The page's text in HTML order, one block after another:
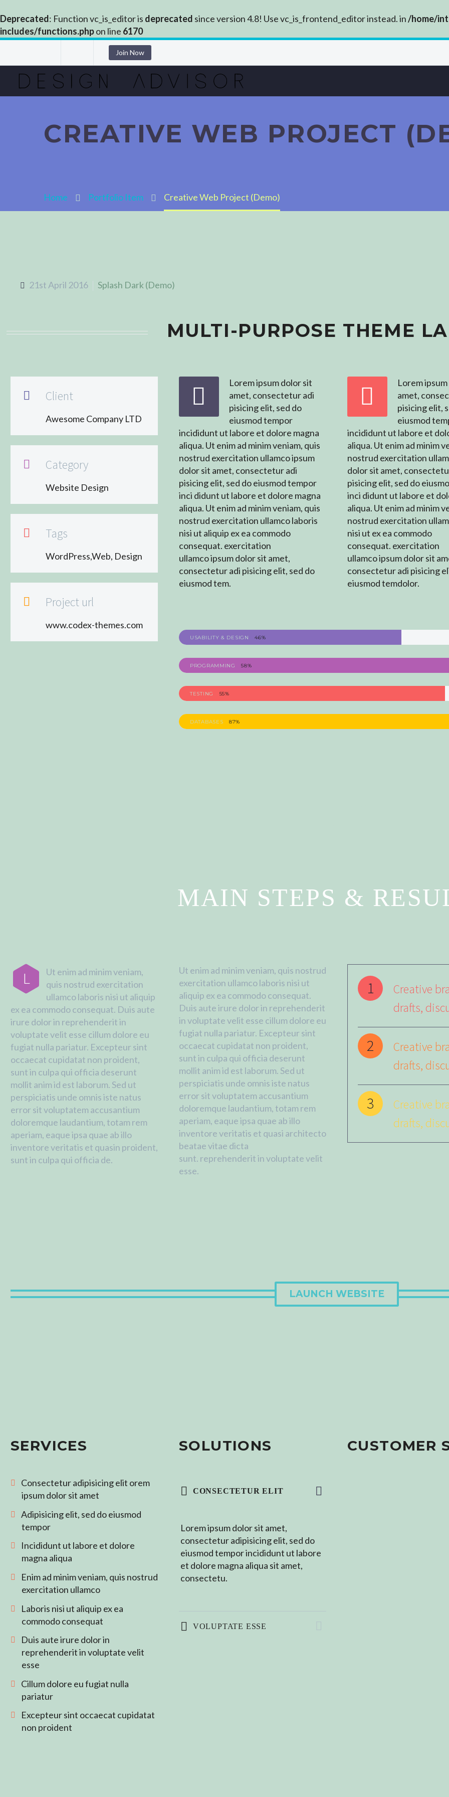
Deprecated: Function vc_is_editor is deprecated since version 4.8! Use vc_is_frontend_editor instead. in/home/
includes/functions.phpon line 6170
Join Now
CREATIVE WEB PROJECT
Home Portfolio Item Creative Web Project (Demo)
21st April 2016 Splash Dark (Demo)
MULTI-PURPOSE THEME
 Client
Awesome Company LTD
 Category
Website Design
 Tags
WordPress,Web, Design
 Project url
www.codex-themes.com


Lorem ipsum dolor sit
amet, consectetur adi
pisicing elit, sed do
eiusmod tempor
incididunt ut labore et dolore magna
aliqua. Ut enim ad minim veniam, quis
nostrud exercitation ullamco ipsum
dolor sit amet, consectetur adi
pisicing elit, sed do eiusmod tempor
inci didunt ut labore et dolore magna
aliqua. Ut enim ad minim veniam, quis
nostrud exercitation ullamco laboris
nisi ut aliquip ex ea commodo
consequat. exercitation
ullamco ipsum dolor sit amet,
consectetur adi pisicing elit, sed do
eiusmod tem.


Lorem
amet,
pisicing elit,
eiusmod
incididunt ut labore et
aliqua. Ut enim ad minim
nostrud exercitation
dolor sit amet,
pisicing elit, sed do
inci didunt ut labore et
aliqua. Ut enim ad minim
nostrud exercitation
nisi ut ex ea commodo
consequat. exercitation
ullamco ipsum dolor sit
consectetur adi pisicing
eiusmod temdolor.
USABILITY & DESIGN 46%
PROGRAMMING 58%
TESTING 55%
DATABASES 87%
MAIN STEPS &
L
Ut enim ad minim veniam,
quis nostrud exercitation
ullamco laboris nisi ut aliquip
ex ea commodo consequat. Duis aute
irure dolor in reprehenderit in
voluptate velit esse cillum dolore eu
fugiat nulla pariatur. Excepteur sint
occaecat cupidatat non proident,
sunt in culpa qui officia deserunt
mollit anim id est laborum. Sed ut
perspiciatis unde omnis iste natus
error sit voluptatem accusantium
doloremque laudantium, totam rem
aperiam, eaque ipsa quae ab illo
inventore veritatis et quasin proident,
sunt in culpa qui officia de.
Ut enim ad minim veniam, quis nostrud
exercitation ullamco laboris nisi ut
aliquip ex ea commodo consequat.
Duis aute irure dolor in reprehenderit
in voluptate velit esse cillum dolore eu
fugiat nulla pariatur. Excepteur sint
occaecat cupidatat non proident,
sunt in culpa qui officia deserunt
mollit anim id est laborum. Sed ut
perspiciatis unde omnis iste natus
error sit voluptatem accusantium
doloremque laudantium, totam rem
aperiam, eaque ipsa quae ab illo
inventore veritatis et quasi architecto
beatae vitae dicta
sunt. reprehenderit in voluptate velit
esse.
1
Creative
drafts,
2
Creative
drafts,
3
Creative
drafts,
LAUNCH WEBSITE
SERVICES
Consectetur adipisicing elit orem
ipsum dolor sit amet
Adipisicing elit, sed do eiusmod
tempor
Incididunt ut labore et dolore
magna aliqua
Enim ad minim veniam, quis nostrud
exercitation ullamco
Laboris nisi ut aliquip ex ea
commodo consequat
Duis aute irure dolor in
reprehenderit in voluptate velit
esse
Cillum dolore eu fugiat nulla
pariatur
Excepteur sint occaecat cupidatat
non proident
SOLUTIONS
CONSECTETUR ELIT
Lorem ipsum dolor sit amet,
consectetur adipisicing elit, sed do
eiusmod tempor incididunt ut labore
et dolore magna aliqua sit amet,
consectetu.
VOLUPTATE ESSE
CUSTOMER